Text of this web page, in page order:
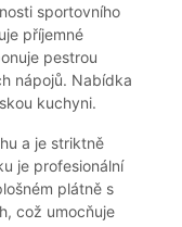
sportovního
příjemné
pestrou
nápojů. Nabídka
kuchyni.
a je striktně
je profesionální
plátně s
což umocňuje